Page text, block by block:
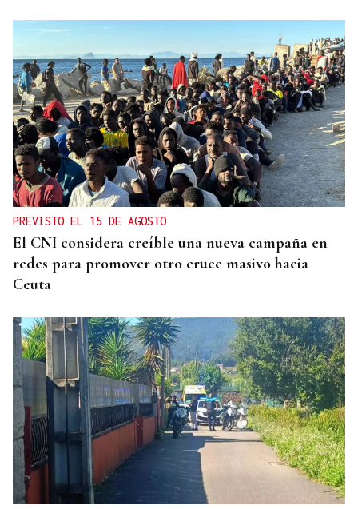
PREVISTO EL 15 DE AGOSTO
El CNI considera creíble una nueva campaña en
redes para promover otro cruce masivo hacia
Ceuta